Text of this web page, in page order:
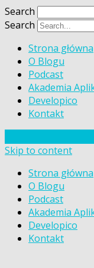
Search
Search
Strona główna
O Blogu
Podcast
Akademia
Developico
Kontakt
Skip to content
Strona główna
O Blogu
Podcast
Akademia
Developico
Kontakt